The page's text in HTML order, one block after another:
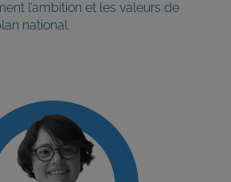
l’ambition et les valeurs de
national.